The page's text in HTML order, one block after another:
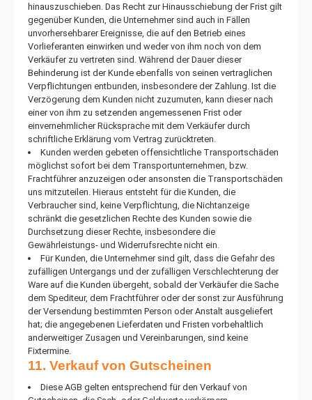
hinauszuschieben. Das Recht zur Hinausschiebung der Frist gilt
gegenüber Kunden, die Unternehmer sind auch in Fällen
unvorhersehbarer Ereignisse, die auf den Betrieb eines
Vorlieferanten einwirken und weder von ihm noch von dem
Verkäufer zu vertreten sind. Während der Dauer dieser
Behinderung ist der Kunde ebenfalls von seinen vertraglichen
Verpflichtungen entbunden, insbesondere der Zahlung. Ist die
Verzögerung dem Kunden nicht zuzumuten, kann dieser nach
einer von ihm zu setzenden angemessenen Frist oder
einvernehmlicher Rücksprache mit dem Verkäufer durch
schriftliche Erklärung vom Vertrag zurücktreten.
Kunden werden gebeten offensichtliche Transportschäden
möglichst sofort bei dem Transportunternehmen, bzw.
Frachtführer anzuzeigen oder ansonsten die Transportschäden
uns mitzuteilen. Hieraus entsteht für die Kunden, die
Verbraucher sind, keine Verpflichtung, die Nichtanzeige
schränkt die gesetzlichen Rechte des Kunden sowie die
Durchsetzung dieser Rechte, insbesondere die
Gewährleistungs- und Widerrufsrechte nicht ein.
Für Kunden, die Unternehmer sind gilt, dass die Gefahr des
zufälligen Untergangs und der zufälligen Verschlechterung der
Ware auf die Kunden übergeht, sobald der Verkäufer die Sache
dem Spediteur, dem Frachtführer oder der sonst zur Ausführung
der Versendung bestimmten Person oder Anstalt ausgeliefert
hat; die angegebenen Lieferdaten und Fristen vorbehaltlich
anderweitiger Zusagen und Vereinbarungen, sind keine
Fixtermine.
11. Verkauf von Gutscheinen
Diese AGB gelten entsprechend für den Verkauf von